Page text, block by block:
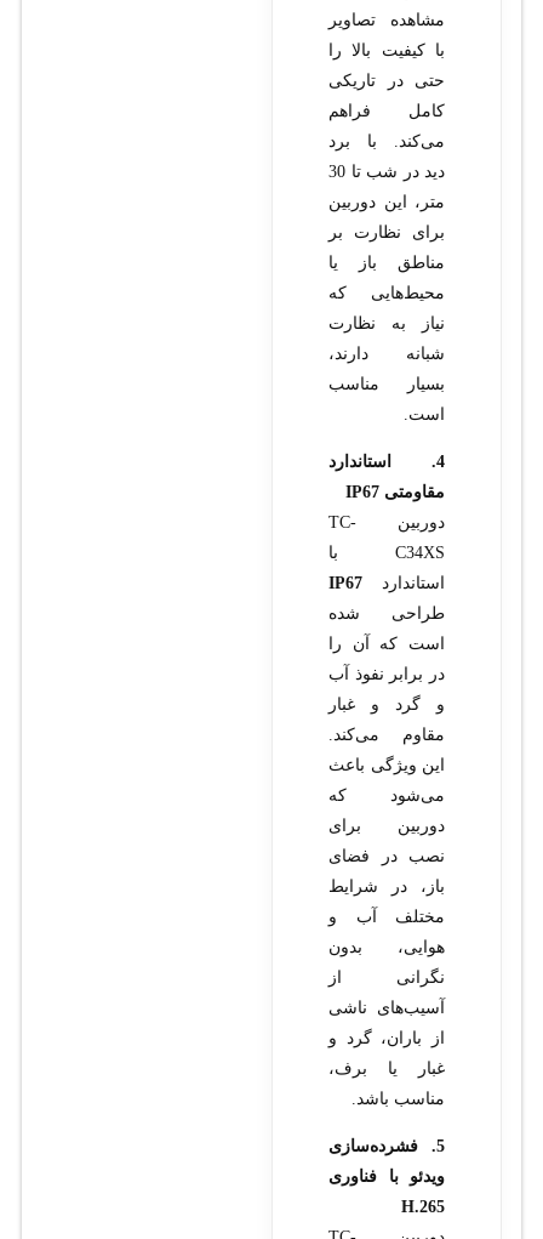
مشاهده تصاویر
با کیفیت بالا را
حتی در تاریکی
کامل فراهم
می‌کند. با برد
دید در شب تا 30
متر، این دوربین
برای نظارت بر
مناطق باز یا
محیط‌هایی که
نیاز به نظارت
شبانه دارند،
بسیار مناسب
است.
4. استاندارد
مقاومتی IP67
دوربین TC-
C34XS با
استاندارد IP67
طراحی شده
است که آن را
در برابر نفوذ آب
و گرد و غبار
مقاوم می‌کند.
این ویژگی باعث
می‌شود که
دوربین برای
نصب در فضای
باز، در شرایط
مختلف آب و
هوایی، بدون
نگرانی از
آسیب‌های ناشی
از باران، گرد و
غبار یا برف،
مناسب باشد.
5. فشرده‌سازی
ویدئو با فناوری
H.265